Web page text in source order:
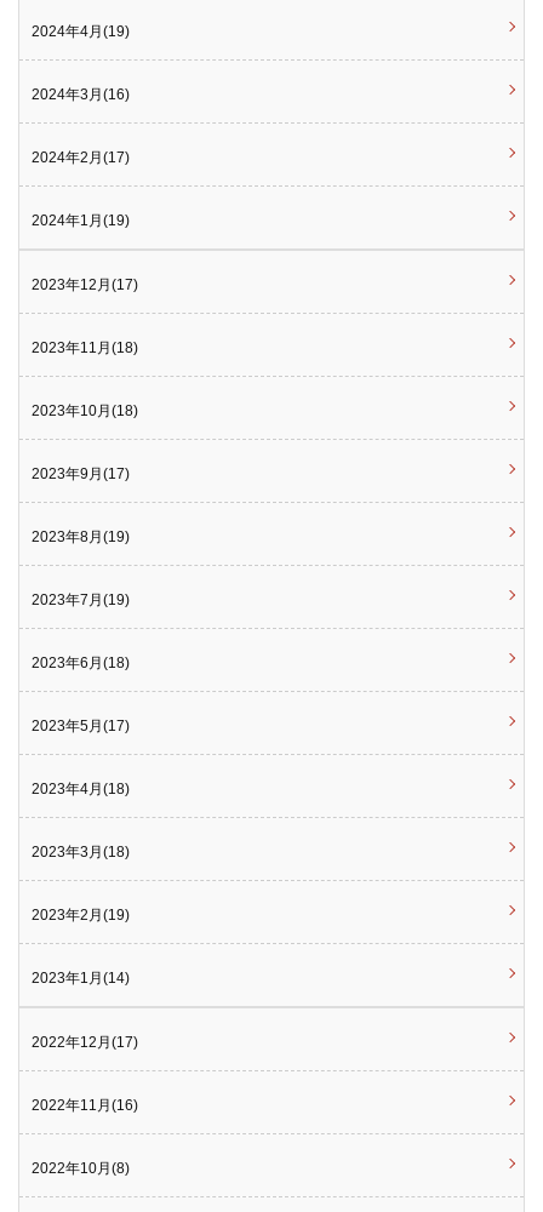
2024年4月(19)
2024年3月(16)
2024年2月(17)
2024年1月(19)
2023年12月(17)
2023年11月(18)
2023年10月(18)
2023年9月(17)
2023年8月(19)
2023年7月(19)
2023年6月(18)
2023年5月(17)
2023年4月(18)
2023年3月(18)
2023年2月(19)
2023年1月(14)
2022年12月(17)
2022年11月(16)
2022年10月(8)